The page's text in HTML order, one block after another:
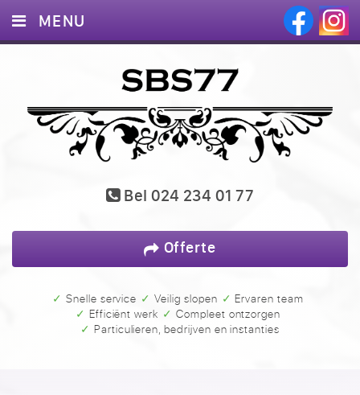
Bel024 234 01 77
Offerte
✓ Snelle service ✓ Veilig slopen
✓ Ervaren team
✓ Efficiënt werk
✓ Compleet ontzorgen
✓ Particulieren, bedrijven en instanties
MENU
PROJECTEN